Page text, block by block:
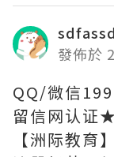
發佈於
QQ/微信
留信网认证
【洲际教育